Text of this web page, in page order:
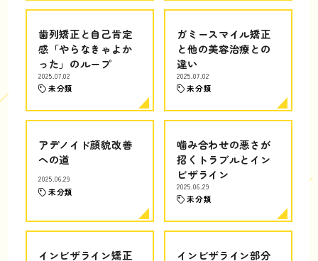
歯列矯正と自己肯定
感「やらなきゃよか
った」のループ
2025.07.02
未分類
ガミースマイル矯正
と他の美容治療との
違い
2025.07.02
未分類
アデノイド顔貌改善
への道
2025.06.29
未分類
噛み合わせの悪さが
招くトラブルとイン
ビザライン
2025.06.29
未分類
インビザライン矯正
インビザライン部分